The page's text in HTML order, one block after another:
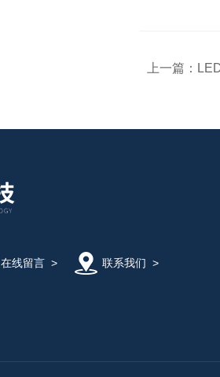
上一篇：
在线留言> 联系我们 >